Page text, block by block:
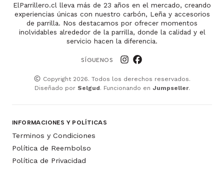
ElParrillero.cl lleva más de 23 años en el mercado, creando
experiencias únicas con nuestro carbón, Leña y accesorios
de parrilla. Nos destacamos por ofrecer momentos
inolvidables alrededor de la parrilla, donde la calidad y el
servicio hacen la diferencia.
SÍGUENOS
Copyright 2026. Todos los derechos reservados.
Diseñado por Selgud. Funcionando en Jumpseller.
INFORMACIONES Y POLÍTICAS
Terminos y Condiciones
Política de Reembolso
Política de Privacidad